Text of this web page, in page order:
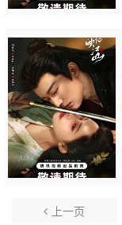
上一页